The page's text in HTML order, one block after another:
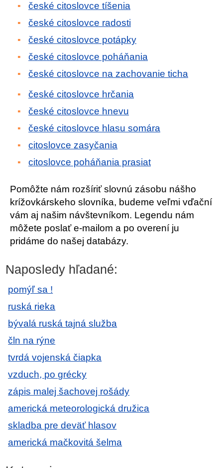
české citoslovce tíšenia
české citoslovce radosti
české citoslovce potápky
české citoslovce poháňania
české citoslovce na zachovanie ticha
české citoslovce hrčania
české citoslovce hnevu
české citoslovce hlasu somára
citoslovce zasyčania
citoslovce poháňania prasiat
Pomôžte nám rozšíriť slovnú zásobu nášho
krížovkárskeho slovníka, budeme veľmi vďační
vám aj našim návštevníkom. Legendu nám
môžete poslať e-mailom a po overení ju
pridáme do našej databázy.
Naposledy hľadané:
pomýľ sa !
ruská rieka
bývalá ruská tajná služba
čln na rýne
tvrdá vojenská čiapka
vzduch, po grécky
zápis malej šachovej rošády
americká meteorologická družica
skladba pre deväť hlasov
americká mačkovitá šelma